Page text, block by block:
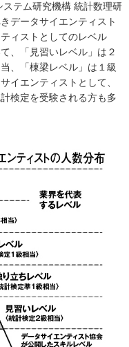
テム研究機構 統計数理研
データサイエンティスト
ィストとしてのレベル
、「見習いレベル」は２
、「棟梁レベル」は１級
イエンティストとして、
検定を受験される方も多